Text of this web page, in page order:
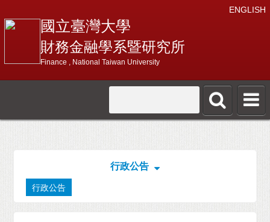
ENGLISH
國立臺灣大學
財務金融學系暨研究所
Finance , National Taiwan University
行政公告
行政公告